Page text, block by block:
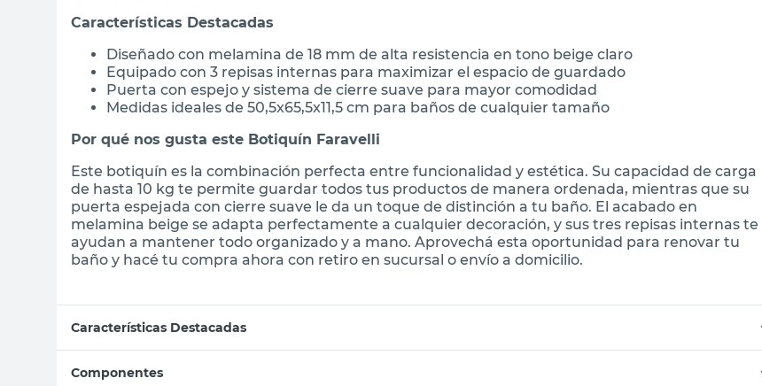
Características Destacadas
Diseñado con melamina de 18 mm de alta resistencia en tono beige claro
Equipado con 3 repisas internas para maximizar el espacio de guardado
Puerta con espejo y sistema de cierre suave para mayor comodidad
Medidas ideales de 50,5x65,5x11,5 cm para baños de cualquier tamaño
Por qué nos gusta este Botiquín Faravelli
Este botiquín es la combinación perfecta entre funcionalidad y estética. Su capacidad de carga
de hasta 10 kg te permite guardar todos tus productos de manera ordenada, mientras que su
puerta espejada con cierre suave le da un toque de distinción a tu baño. El acabado en
melamina beige se adapta perfectamente a cualquier decoración, y sus tres repisas internas te
ayudan a mantener todo organizado y a mano. Aprovechá esta oportunidad para renovar tu
baño y hacé tu compra ahora con retiro en sucursal o envío a domicilio.
Características Destacadas
Componentes